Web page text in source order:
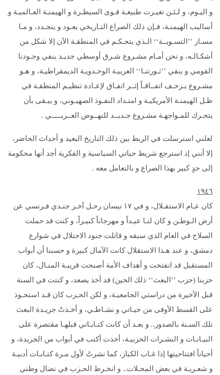
و اليـوم، و لـئـن تغيـرت طبيعـة قـوى السيطـرة و الهيمنـة العـالميـة و
أساليب الهيمنـة، فـإن ذلك الصراع التـاريخي يعـود و يتجـدد، و مـا
مسـار ’’التسـويــة‘‘ الـذي يتحـكـم في المنطقـة الآن إلا شكل من
أشكـالـه، و نحن أمـام مشـروع شـرق أوسطي جديـد ينفي وجـودنا
القومي و ينفي ’’ثـورتنـا‘‘ العربيـة الوحـدويـة الديمقراطيـة، و هـو
مشـروع يـزحـف اتفــاقـاً إثــر اتفـاق لإعـادة تنظيـم المنطقـة في
ظـل الهيمنـة الأمريكيـة و امتـداد النفـوذ الصهيـوني، و يبـقى بأن
يتحـرك للمـواجهـة مشـروع جـديــد للنهــوض العــربـــــي .
لعلني استرسلت في الربط بين ذلك التاريخ البعيد و أحداث الحاضر،
إلا أنني إذ استرجع شريط حياتي السياسية و الفكرية أجد أنها محكومة
إلى حدٍ كبير بهذا الصراع و بالتعامل معه .
١٩٤٦
كان عـام الاستقـلال، و في ١۷ نيسان رحـل آخـر جنـدي فـرنسي عن
أرض الـوطـن و کان لنـا عيـداً و مهرجاناً كبيـراً، و كنت قد حملت
السلاح في العام الذي سبقه و قاتلت جنود الاحتلال في شوارع
دمشق، و عند هـذا الاستقلال كانت الآمال كبيرة و حسبنا أن أبواب
المستقبل قد انفتحت و أهداف الأمة أصبحت قريبـة المنـال، كان
حزبنا (حزب ’’البعث‘‘ ذلك الحين) قد أخذ يصعد، و كنتت في السنة
قبل الأخيرة من دراستي الجامعيـة، و لكن الحـزب كان قـد استحـوذ
على القسط الأوفى من حيـاتي و نشـاطـي، و أخـذتْ جريـدة البعث
تلك السـنة بالصدور.. و بعـد أن كانت كتـابـاتي قبلهـا مقتصرة على
البيـانـات و النشـرات الحزبيـة، أخذت أكتب في أبواب من الجريدة، و
أحياناً افتتاحيتها إذا غـاب الكبار، كما نشرتُ لأول مـرة كتـابـات أدبيـة
و شعـريـة في بعض المجـلات.. و انخـرط الحـزب في نضال وطني